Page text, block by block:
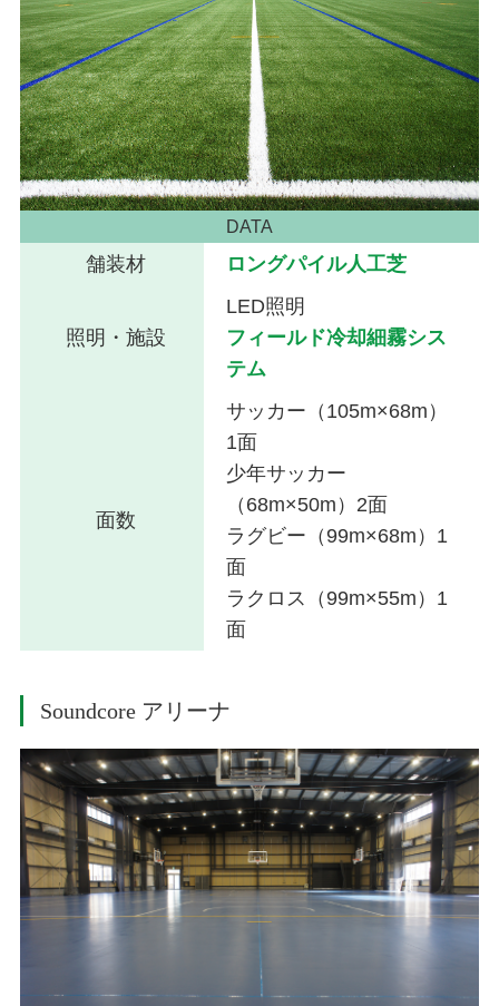
DATA
舗装材 ロングパイル人工芝
照明・施設
LED照明
フィールド冷却細霧シス
テム
面数
サッカー（105m×68m）
1面
少年サッカー
（68m×50m）2面
ラグビー（99m×68m）1
面
ラクロス（99m×55m）1
面
Soundcore アリーナ